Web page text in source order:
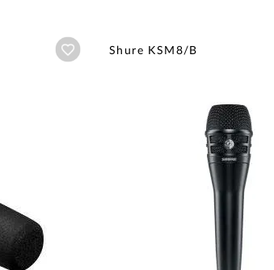
Añadir a wishlist
Shure KSM8/B